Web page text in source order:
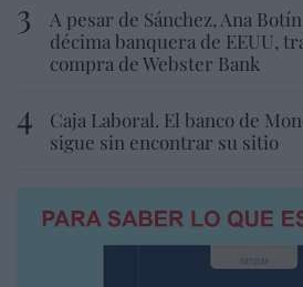
A pesar de Sánchez, Ana
décima banquera de EEUU,
compra de Webster Bank
Caja Laboral. El banco de
sigue sin encontrar su sitio